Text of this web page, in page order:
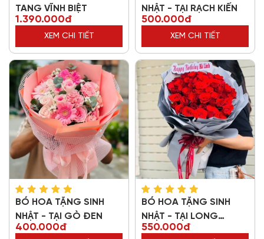
TANG VĨNH BIỆT
1.390.000đ
XEM CHI TIẾT
NHẬT - TẠI RẠCH KIẾN
500.000đ
XEM CHI TIẾT
BÓ HOA TẶNG SINH
NHẬT - TẠI GÒ ĐEN
400.000đ
BÓ HOA TẶNG SINH
NHẬT - TẠI LONG
THƯỢNG
550.000đ